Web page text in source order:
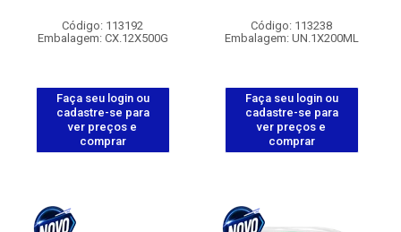
Código: 113192
Embalagem: CX.12X500G
Faça seu login ou
cadastre-se para
ver preços e
comprar
Código: 113238
Embalagem: UN.1X200ML
Faça seu login ou
cadastre-se para
ver preços e
comprar